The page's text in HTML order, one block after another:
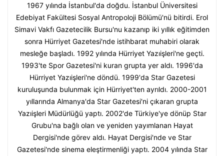
1967 yılında İstanbul'da doğdu. İstanbul Üniversitesi
Edebiyat Fakültesi Sosyal Antropoloji Bölümü'nü bitirdi. Erol
Simavi Vakfı Gazetecilik Bursu'nu kazanıp iki yıllık eğitimden
sonra Hürriyet Gazetesi'nde istihbarat muhabiri olarak
mesleğe başladı. 1992 yılında Hürriyet Yazıişleri'ne geçti.
1993'te Spor Gazetesi'ni kuran grupta yer aldı. 1996'da
Hürriyet Yazıişleri'ne döndü. 1999'da Star Gazetesi
kuruluşunda bulunmak için Hürriyet'ten ayrıldı. 2000-2001
yıllarında Almanya'da Star Gazetesi'ni çıkaran grupta
Yazıişleri Müdürlüğü yaptı. 2002'de Türkiye'ye dönüp Star
Grubu'na bağlı olan ve yeniden yayımlanan Hayat
Dergisi'nde görev aldı. Hayat Dergisi'nde ve Star
Gazetesi'nde sinema eleştirmenliği yaptı. 2004 yılında Star